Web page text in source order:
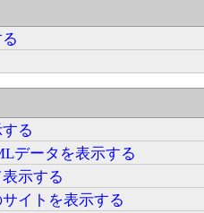
る
データを表示する
示する
イトを表示する